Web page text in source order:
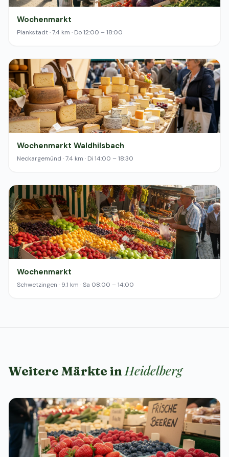
Wochenmarkt
Plankstadt · 7.4 km · Do 12:00 – 18:00
Wochenmarkt Waldhilsbach
Neckargemünd · 7.4 km · Di 14:00 – 18:30
Wochenmarkt
Schwetzingen · 9.1 km · Sa 08:00 – 14:00
Weitere Märkte inHeidelberg